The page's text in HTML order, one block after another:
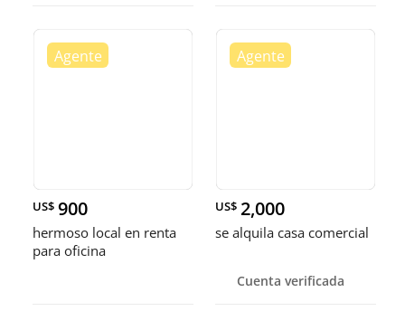
US$ 900
hermoso local en renta
para oficina
US$ 2,000
se alquila casa comercial
Cuenta verificada